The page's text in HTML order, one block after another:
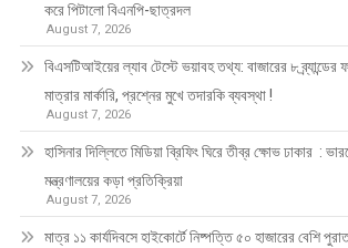
করে পিটালো বিএনপি-ছাত্রদল
August 7, 2026
বিএসটিআইয়ের ল্যাব টেস্টে ভয়াবহ তথ্য: বাজারের ৮ ব্র্যান্ডের
মাত্রার মার্কারি, প্রশ্নের মুখে তদারকি ব্যবস্থা !
August 7, 2026
হাসিনার দিল্লিতে মিডিয়া ব্রিফিং ঘিরে তীব্র ক্ষোভ ঢাকার :
মন্ত্রণালয়ের কড়া প্রতিক্রিয়া
August 7, 2026
মাত্র ১১ কার্যদিবসে হাইকোর্টে নিষ্পত্তি ৫০ হাজারের বেশি